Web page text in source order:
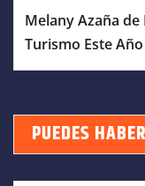
Melany Azaña
Turismo Este Año
PUEDES